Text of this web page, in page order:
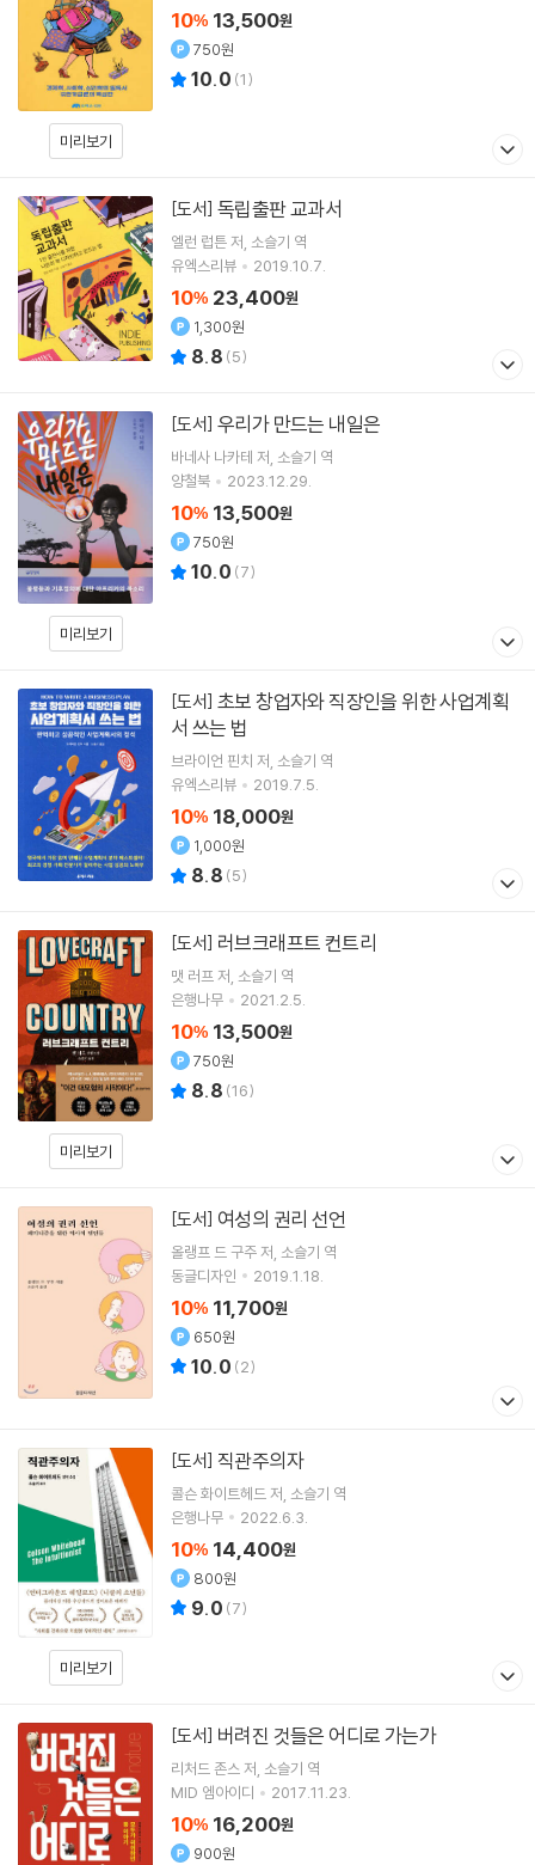
미리보기
10% 13,500원
750원
10.0 (1)
[도서] 독립출판 교과서
엘런 럽튼저 소슬기 역
유엑스리뷰
2019.10.7.
10% 23,400원
1,300원
8.8 (5)
미리보기
[도서] 우리가 만드는 내일은
바네사 나카테 저 소슬기 역
양철북
2023.12.29.
10% 13,500원
750원
10.0 (7)
[도서]
서 쓰는 법
브라이언 핀치 저 소슬기 역
유엑스리뷰
2019.7.5.
10% 18,000원
1,000원
8.8 (5)
미리보기
[도서] 러브크래프트 컨트리
맷 러프저 소슬기 역
은행나무
2021.2.5.
10% 13,500원
750원
8.8 (16)
[도서] 여성의 권리 선언
올랭프 드 구주저 소슬기 역
동글디자인
2019.1.18.
10% 11,700원
650원
10.0 (2)
미리보기
[도서] 직관주의자
콜슨 화이트헤드 저 소슬기 역
은행나무
2022.6.3.
10% 14,400원
800원
9.0 (7)
[도서] 버려진 것들은 어디로 가는가
리처드 존스 저 소슬기 역
MID 엠아이디
2017.11.23.
10% 16,200원
900원